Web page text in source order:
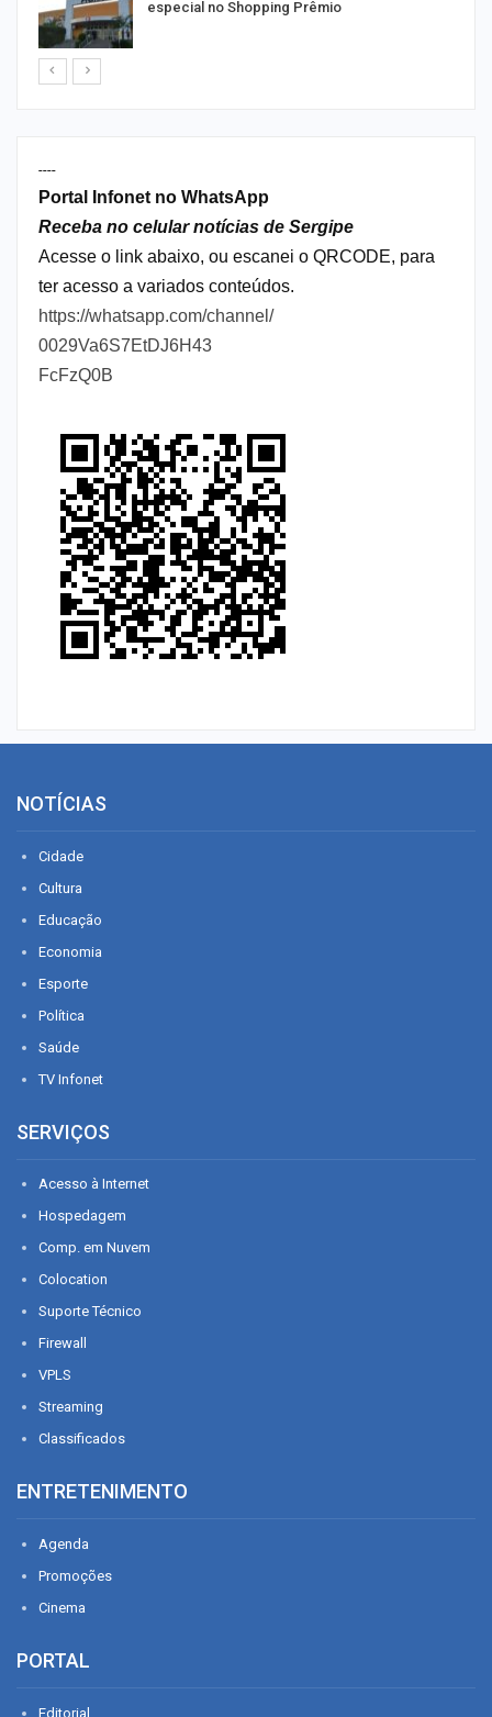
especial no Shopping Prêmio
----
Portal Infonet no WhatsApp
Receba no celular notícias de Sergipe
Acesse o link abaixo, ou escanei o QRCODE, para
ter acesso a variados conteúdos.
https://whatsapp.com/channel/
0029Va6S7EtDJ6H43
FcFzQ0B
NOTÍCIAS
Cidade
Cultura
Educação
Economia
Esporte
Política
Saúde
TV Infonet
SERVIÇOS
Acesso à Internet
Hospedagem
Comp. em Nuvem
Colocation
Suporte Técnico
Firewall
VPLS
Streaming
Classificados
ENTRETENIMENTO
Agenda
Promoções
Cinema
PORTAL
Editorial